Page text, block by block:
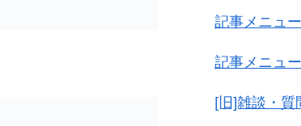
記事メニュー
記事メニュー
[旧]雑談・質